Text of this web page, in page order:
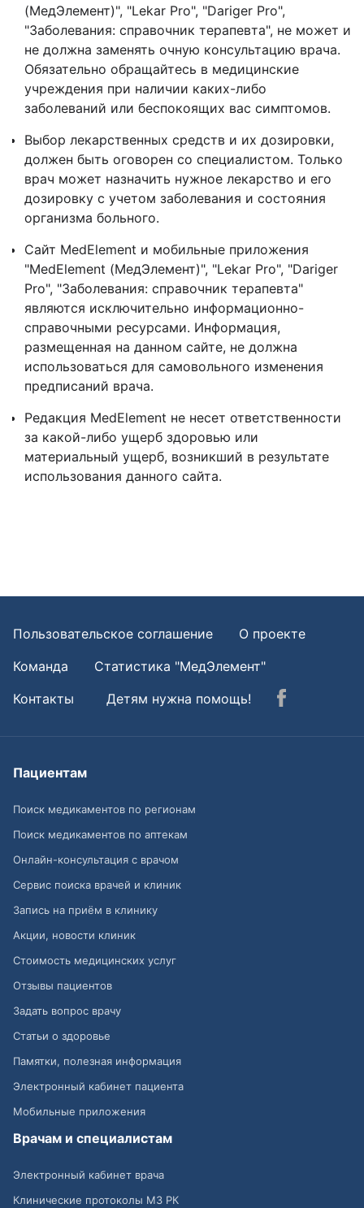
(МедЭлемент)", "Lekar Pro", "Dariger Pro",
"Заболевания: справочник терапевта", не может и
не должна заменять очную консультацию врача.
Обязательно обращайтесь в медицинские
учреждения при наличии каких-либо
заболеваний или беспокоящих вас симптомов.
Выбор лекарственных средств и их дозировки,
должен быть оговорен со специалистом. Только
врач может назначить нужное лекарство и его
дозировку с учетом заболевания и состояния
организма больного.
Сайт MedElement и мобильные приложения
"MedElement (МедЭлемент)", "Lekar Pro", "Dariger
Pro", "Заболевания: справочник терапевта"
являются исключительно информационно-
справочными ресурсами. Информация,
размещенная на данном сайте, не должна
использоваться для самовольного изменения
предписаний врача.
Редакция MedElement не несет ответственности
за какой-либо ущерб здоровью или
материальный ущерб, возникший в результате
использования данного сайта.
Пользовательское соглашение
О проекте
Команда
Статистика "МедЭлемент"
Контакты
Детям нужна помощь!
Пациентам
Поиск медикаментов по регионам
Поиск медикаментов по аптекам
Онлайн-консультация с врачом
Сервис поиска врачей и клиник
Запись на приём в клинику
Акции, новости клиник
Стоимость медицинских услуг
Отзывы пациентов
Задать вопрос врачу
Статьи о здоровье
Памятки, полезная информация
Электронный кабинет пациента
Мобильные приложения
Врачам и специалистам
Электронный кабинет врача
Клинические протоколы МЗ РК